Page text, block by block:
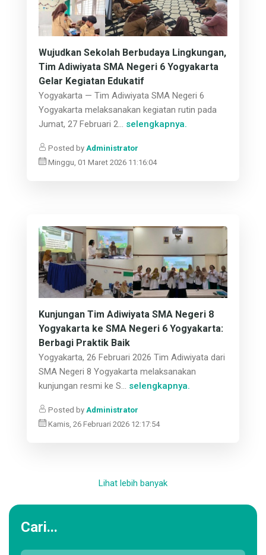
Wujudkan Sekolah Berbudaya Lingkungan,
Tim Adiwiyata SMA Negeri 6 Yogyakarta
Gelar Kegiatan Edukatif
Yogyakarta — Tim Adiwiyata SMA Negeri 6
Yogyakarta melaksanakan kegiatan rutin pada
Jumat, 27 Februari 2...
selengkapnya.
Posted by Administrator
Minggu, 01 Maret 2026 11:16:04
Kunjungan Tim Adiwiyata SMA Negeri 8
Yogyakarta ke SMA Negeri 6 Yogyakarta:
Berbagi Praktik Baik
Yogyakarta, 26 Februari 2026 Tim Adiwiyata dari
SMA Negeri 8 Yogyakarta melaksanakan
kunjungan resmi ke S... selengkapnya.
Posted by Administrator
Kamis, 26 Februari 2026 12:17:54
Lihat lebih banyak
Cari...